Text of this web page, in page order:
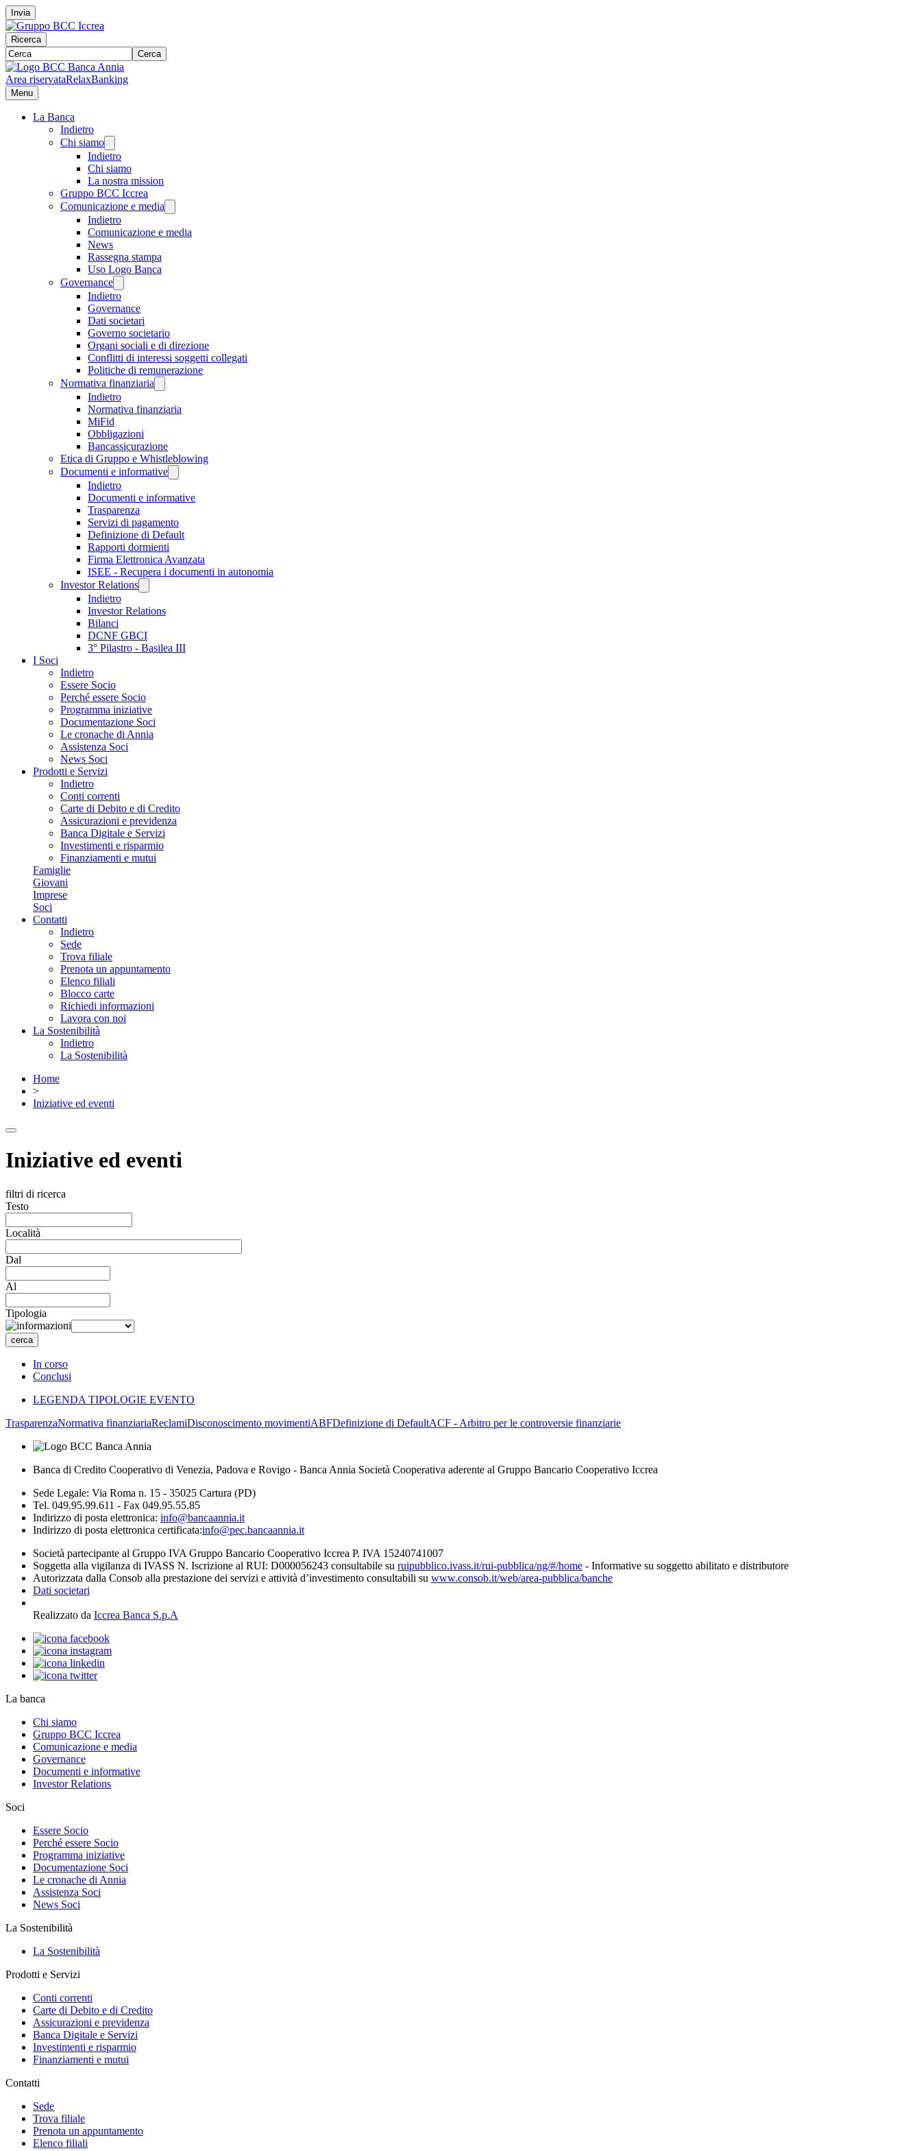
Invia
Ricerca
Cerca
Area riservataRelaxBanking
Menu
La Banca
Indietro
Chi siamo
Indietro
Chi siamo
La nostra mission
Gruppo BCC Iccrea
Comunicazione e media
Indietro
Comunicazione e media
News
Rassegna stampa
Uso Logo Banca
Governance
Indietro
Governance
Dati societari
Governo societario
Organi sociali e di direzione
Conflitti di interessi soggetti collegati
Politiche di remunerazione
Normativa finanziaria
Indietro
Normativa finanziaria
MiFid
Obbligazioni
Bancassicurazione
Etica di Gruppo e Whistleblowing
Documenti e informative
Indietro
Documenti e informative
Trasparenza
Servizi di pagamento
Definizione di Default
Rapporti dormienti
Firma Elettronica Avanzata
ISEE - Recupera i documenti in autonomia
Investor Relations
Indietro
Investor Relations
Bilanci
DCNF GBCI
3° Pilastro - Basilea III
I Soci
Indietro
Essere Socio
Perché essere Socio
Programma iniziative
Documentazione Soci
Le cronache di Annia
Assistenza Soci
News Soci
Prodotti e Servizi
Indietro
Conti correnti
Carte di Debito e di Credito
Assicurazioni e previdenza
Banca Digitale e Servizi
Investimenti e risparmio
Finanziamenti e mutui
Famiglie
Giovani
Imprese
Soci
Contatti
Indietro
Sede
Trova filiale
Prenota un appuntamento
Elenco filiali
Blocco carte
Richiedi informazioni
Lavora con noi
La Sostenibilità
Indietro
La Sostenibilità
Home
>
Iniziative ed eventi
Iniziative ed eventi
filtri di ricerca
Testo
Località
Dal
Al
Tipologia
In corso
Conclusi
LEGENDA TIPOLOGIE EVENTO
TrasparenzaNormativa finanziariaReclamiDisconoscimento movimentiABFDefinizione di DefaultACF - Arbitro per le controversie finanziarie
Banca di Credito Cooperativo di Venezia, Padova e Rovigo - Banca Annia Società Cooperativa aderente al Gruppo Bancario Cooperativo Iccrea
Sede Legale: Via Roma n. 15 - 35025 Cartura (PD)
Tel. 049.95.99.611 - Fax 049.95.55.85
Indirizzo di posta elettronica: info@bancaannia.it
Indirizzo di posta elettronica certificata:info@pec.bancaannia.it
Società partecipante al Gruppo IVA Gruppo Bancario Cooperativo Iccrea P. IVA 15240741007
Soggetta alla vigilanza di IVASS N. Iscrizione al RUI: D000056243 consultabile su ruipubblico.ivass.it/rui-pubblica/ng/#/home - Informative su soggetto abilitato e distributore
Autorizzata dalla Consob alla prestazione dei servizi e attività d’investimento consultabili su www.consob.it/web/area-pubblica/banche
Dati societari
Realizzato da Iccrea Banca S.p.A
La banca
Chi siamo
Gruppo BCC Iccrea
Comunicazione e media
Governance
Documenti e informative
Investor Relations
Soci
Essere Socio
Perché essere Socio
Programma iniziative
Documentazione Soci
Le cronache di Annia
Assistenza Soci
News Soci
La Sostenibilità
La Sostenibilità
Prodotti e Servizi
Conti correnti
Carte di Debito e di Credito
Assicurazioni e previdenza
Banca Digitale e Servizi
Investimenti e risparmio
Finanziamenti e mutui
Contatti
Sede
Trova filiale
Prenota un appuntamento
Elenco filiali